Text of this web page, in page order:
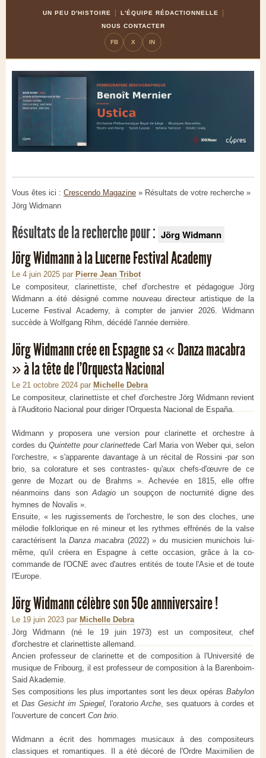
UN PEU D'HISTOIRE
L'ÉQUIPE RÉDACTIONNELLE
NOUS CONTACTER
FB X IN
Vous êtes ici : Crescendo Magazine » Résultats de votre recherche »
Jörg Widmann
Résultats de la recherche pour : Jörg Widmann
Jörg Widmann à la Lucerne Festival Academy
Le 4 juin 2025 par Pierre Jean Tribot
Le compositeur, clarinettiste, chef d'orchestre et pédagogue Jörg
Widmann a été désigné comme nouveau directeur artistique de la
Lucerne Festival Academy, à compter de janvier 2026. Widmann
succède à Wolfgang Rihm, décédé l'année dernière.
Jörg Widmann crée en Espagne sa « Danza macabra
» à la tête de l'Orquesta Nacional
Le 21 octobre 2024 par Michelle Debra
Le compositeur, clarinettiste et chef d'orchestre Jörg Widmann revient
à l'Auditorio Nacional pour diriger l'Orquesta Nacional de España.
Widmann y proposera une version pour clarinette et orchestre à
cordes du Quintette pour clarinettede Carl Maria von Weber qui, selon
l'orchestre, « s'apparente davantage à un récital de Rossini -par son
brio, sa colorature et ses contrastes- qu'aux chefs-d'œuvre de ce
genre de Mozart ou de Brahms ». Achevée en 1815, elle offre
néanmoins dans sonAdagio un soupçon de nocturnité digne des
hymnes de Novalis ».
Ensuite, « les rugissements de l'orchestre, le son des cloches, une
mélodie folklorique en ré mineur et les rythmes effrénés de la valse
caractérisent laDanza macabra (2022) » du musicien munichois lui-
même, qu'il créera en Espagne à cette occasion, grâce à la co-
commande de l'OCNE avec d'autres entités de toute l'Asie et de toute
l'Europe.
Jörg Widmann célèbre son 50e annniversaire !
Le 19 juin 2023 par Michelle Debra
Jörg Widmann (né le 19 juin 1973) est un compositeur, chef
d'orchestre et clarinettiste allemand.
Ancien professeur de clarinette et de composition à l'Université de
musique de Fribourg, il est professeur de composition à la Barenboim-
Said Akademie.
Ses compositions les plus importantes sont les deux opéras Babylon
et Das Gesicht im Spiegel, l'oratorioArche, ses quatuors à cordes et
l'ouverture de concert Con brio.
Widmann a écrit des hommages musicaux à des compositeurs
classiques et romantiques. Il a été décoré de l'Ordre Maximilien de